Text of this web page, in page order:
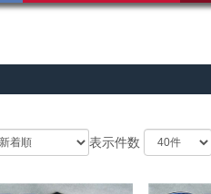
表示件数